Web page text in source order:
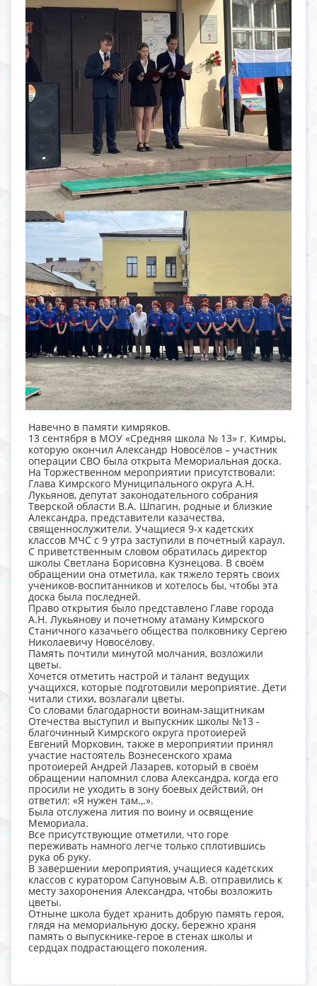
Навечно в памяти кимряков.
13 сентября в МОУ «Средняя школа № 13» г. Кимры,
которую окончил Александр Новосёлов – участник
операции СВО была открыта Мемориальная доска.
На Торжественном мероприятии присутствовали:
Глава Кимрского Муниципального округа А.Н.
Лукьянов, депутат законодательного собрания
Тверской области В.А. Шпагин, родные и близкие
Александра, представители казачества,
священнослужители. Учащиеся 9-х кадетских
классов МЧС с 9 утра заступили в почетный караул.
С приветственным словом обратилась директор
школы Светлана Борисовна Кузнецова. В своём
обращении она отметила, как тяжело терять своих
учеников-воспитанников и хотелось бы, чтобы эта
доска была последней.
Право открытия было представлено Главе города
А.Н. Лукьянову и почетному атаману Кимрского
Станичного казачьего общества полковнику Сергею
Николаевичу Новосёлову.
Память почтили минутой молчания, возложили
цветы.
Хочется отметить настрой и талант ведущих
учащихся, которые подготовили мероприятие. Дети
читали стихи, возлагали цветы.
Со словами благодарности воинам-защитникам
Отечества выступил и выпускник школы №13 -
благочинный Кимрского округа протоиерей
Евгений Морковин, также в мероприятии принял
участие настоятель Вознесенского храма
протоиерей Андрей Лазарев, который в своём
обращении напомнил слова Александра, когда его
просили не уходить в зону боевых действий, он
ответил: «Я нужен там.,.».
Была отслужена лития по воину и освящение
Мемориала.
Все присутствующие отметили, что горе
переживать намного легче только сплотившись
рука об руку.
В завершении мероприятия, учащиеся кадетских
классов с куратором Сапуновым А.В. отправились к
месту захоронения Александра, чтобы возложить
цветы.
Отныне школа будет хранить добрую память героя,
глядя на мемориальную доску, бережно храня
память о выпускнике-герое в стенах школы и
сердцах подрастающего поколения.